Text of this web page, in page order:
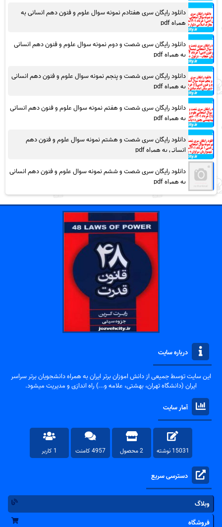
دانلود رایگان سری هفتادم نمونه سوال علوم و فنون دهم انسانی به
همراه pdf
دانلود رایگان سری شصت و دوم نمونه سوال علوم و فنون دهم انسانی
به همراه pdf
دانلود رایگان سری شصت و پنجم نمونه سوال علوم و فنون دهم انسانی
به همراه pdf
دانلود رایگان سری شصت و هفتم نمونه سوال علوم و فنون دهم انسانی
به همراه pdf
دانلود رایگان سری شصت و هشتم نمونه سوال علوم و فنون دهم
انسانی به همراه pdf
دانلود رایگان سری شصت و ششم نمونه سوال علوم و فنون دهم انسانی
به همراه pdf
درباره سایت
این سایت توسط جمیعی از دانش اموزان برتر ایران به همراه دانشجویان برتر سراسر
ایران (دانشگاه تهران، بهشتی، علامه و...) راه اندازی و مدیریت میشود.
آمار سایت
15031 نوشته 2 محصول 4957 کامنت 1 کاربر
دسترسی سریع
وبلاگ
فروشگاه